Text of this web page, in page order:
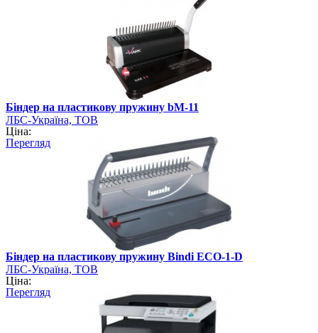
Біндер на пластикову пружину bM-11
ЛБС-Україна, ТОВ
Ціна:
Перегляд
Біндер на пластикову пружину Bindi ECO-1-D
ЛБС-Україна, ТОВ
Ціна:
Перегляд